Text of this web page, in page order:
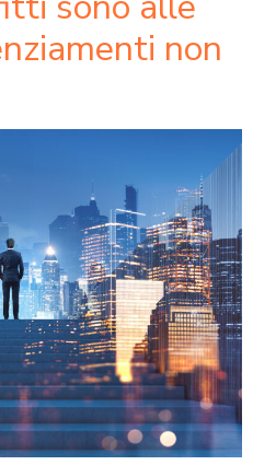
non